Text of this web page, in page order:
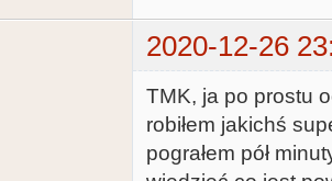
2020-12-26
TMK, ja po prostu
robiłem jakichś
pograłem pół